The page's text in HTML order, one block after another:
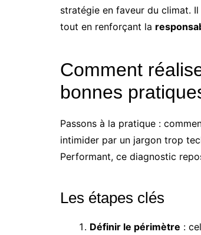
stratégie en faveur du climat.
tout en renforçant la
Comment
bonnes
Passons à la pratique :
intimider par un jargon trop
Performant, ce diagnostic
Les étapes clés
Définir le périmètre :